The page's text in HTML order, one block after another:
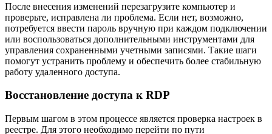
После внесения изменений перезагрузите компьютер и
проверьте, исправлена ли проблема. Если нет, возможно,
потребуется ввести пароль вручную при каждом подключении
или воспользоваться дополнительными инструментами для
управления сохраненными учетными записями. Такие шаги
помогут устранить проблему и обеспечить более стабильную
работу удаленного доступа.
Восстановление доступа к RDP
Первым шагом в этом процессе является проверка настроек в
реестре. Для этого необходимо перейти по пути